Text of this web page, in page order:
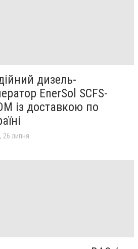
дизель-
EnerSol SCFS-
із доставкою по
26 липня